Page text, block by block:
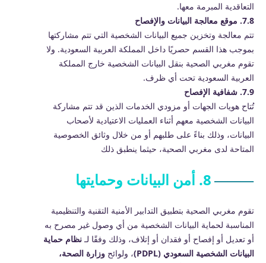
التعاقدية المبرمة معها.
7.8. موقع معالجة البيانات والإفصاح
تتم معالجة وتخزين جميع البيانات الشخصية التي تتم مشاركتها
بموجب هذا القسم حصريًا داخل المملكة العربية السعودية. ولا
تقوم مغربي الصحية بنقل البيانات الشخصية خارج المملكة
العربية السعودية تحت أي ظرف.
7.9. شفافية الإفصاح
تُتاح هويات الجهات أو مزودي الخدمات الذين قد تتم مشاركة
البيانات الشخصية معهم أثناء العمليات الاعتيادية لأصحاب
البيانات، وذلك بناءً على طلبهم أو من خلال وثائق الخصوصية
المتاحة لدى مغربي الصحية، حيثما ينطبق ذلك
8. أمن البيانات وحمايتها
تقوم مغربي الصحية بتطبيق التدابير الأمنية التقنية والتنظيمية
المناسبة لحماية البيانات الشخصية من أي وصول غير مصرح به
أو تعديل أو إفصاح أو فقدان أو إتلاف، وذلك وفقًا لـنظام حماية
البيانات الشخصية السعودي (PDPL)
، ولوائح وزارة الصحة،